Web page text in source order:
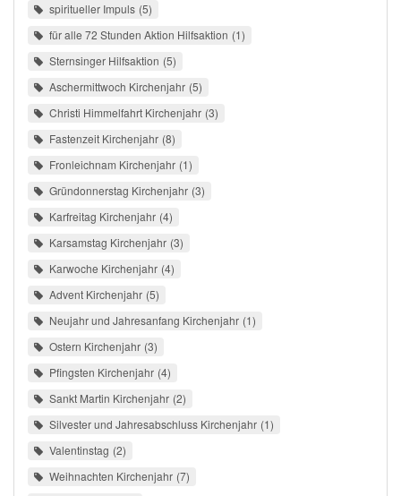
spiritueller Impuls 5
für alle 72 Stunden Aktion Hilfsaktion 1
Sternsinger Hilfsaktion 5
Aschermittwoch Kirchenjahr 5
Christi Himmelfahrt Kirchenjahr 3
Fastenzeit Kirchenjahr 8
Fronleichnam Kirchenjahr 1
Gründonnerstag Kirchenjahr 3
Karfreitag Kirchenjahr 4
Karsamstag Kirchenjahr 3
Karwoche Kirchenjahr 4
Advent Kirchenjahr 5
Neujahr und Jahresanfang Kirchenjahr 1
Ostern Kirchenjahr 3
Pfingsten Kirchenjahr 4
Sankt Martin Kirchenjahr 2
Silvester und Jahresabschluss Kirchenjahr 1
Valentinstag 2
Weihnachten Kirchenjahr 7